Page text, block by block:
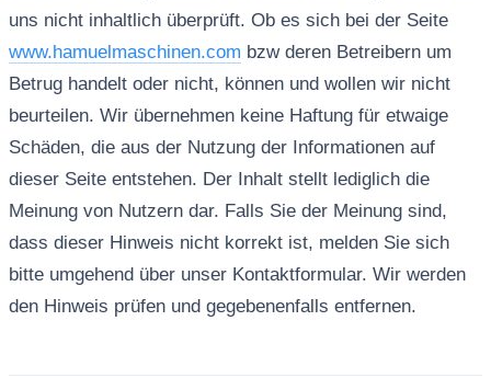
uns nicht inhaltlich überprüft. Ob es sich bei der Seite
www.hamuelmaschinen.com bzw deren Betreibern um
Betrug handelt oder nicht, können und wollen wir nicht
beurteilen. Wir übernehmen keine Haftung für etwaige
Schäden, die aus der Nutzung der Informationen auf
dieser Seite entstehen. Der Inhalt stellt lediglich die
Meinung von Nutzern dar. Falls Sie der Meinung sind,
dass dieser Hinweis nicht korrekt ist, melden Sie sich
bitte umgehend über unser Kontaktformular. Wir werden
den Hinweis prüfen und gegebenenfalls entfernen.